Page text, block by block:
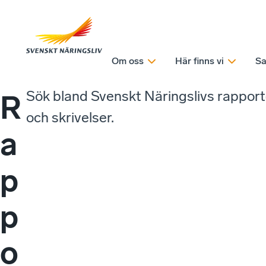
Om oss Här finns vi
R
a
p
p
o
Sök bland Svenskt Näringslivs
och skrivelser.